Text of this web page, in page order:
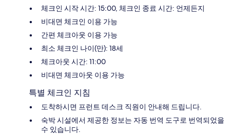
체크인 시작 시간: 15:00, 체크인 종료 시간: 언제든지
비대면 체크인 이용 가능
간편 체크아웃 이용 가능
최소 체크인 나이(만): 18세
체크아웃 시간: 11:00
비대면 체크아웃 이용 가능
특별 체크인 지침
도착하시면 프런트 데스크 직원이 안내해 드립니다.
숙박 시설에서 제공한 정보는 자동 번역 도구로 번역되었을
수 있습니다.